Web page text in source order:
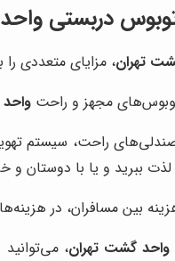
دربستی
تهران، مزایای متعددی را
مجهز و راحت
راحت، سیستم
ببرید و یا با دوستان و
بین مسافران، در
واحد گشت تهران،